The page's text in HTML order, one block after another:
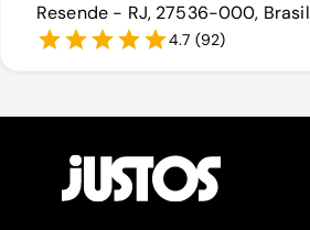
Resende - RJ, 27536-000, Brasil
4.7 (92)